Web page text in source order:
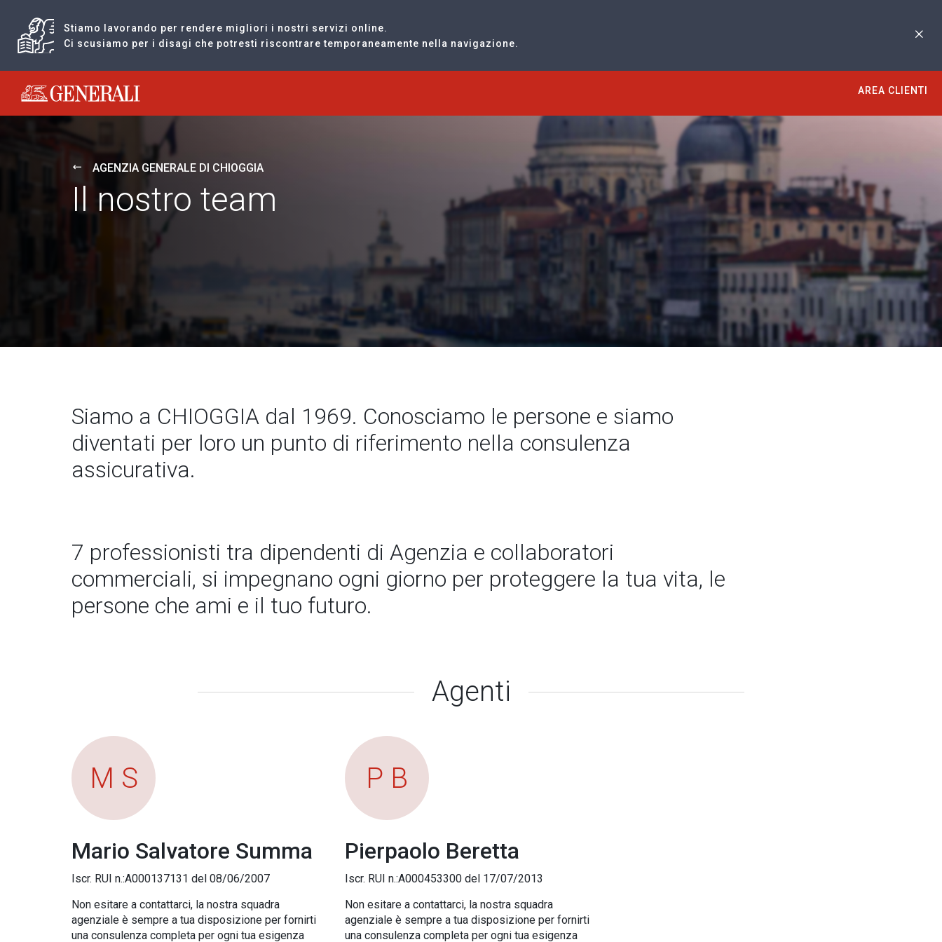
Stiamo lavorando per rendere migliori i nostri servizi online.
Ci scusiamo per i disagi che potresti riscontrare temporaneamente nella navigazione.
Generali logo
AREA CLIENTI
AGENZIA GENERALE DI CHIOGGIA
Il nostro team
Siamo a CHIOGGIA dal 1969. Conosciamo le persone e siamo
diventati per loro un punto di riferimento nella consulenza
assicurativa.
7 professionisti tra dipendenti di Agenzia e collaboratori
commerciali, si impegnano ogni giorno per proteggere la tua vita, le
persone che ami e il tuo futuro.
Agenti
M S
Mario Salvatore Summa
Iscr. RUI n.:A000137131 del 08/06/2007
Non esitare a contattarci, la nostra squadra
agenziale è sempre a tua disposizione per fornirti
una consulenza completa per ogni tua esigenza
P B
Pierpaolo Beretta
Iscr. RUI n.:A000453300 del 17/07/2013
Non esitare a contattarci, la nostra squadra
agenziale è sempre a tua disposizione per fornirti
una consulenza completa per ogni tua esigenza